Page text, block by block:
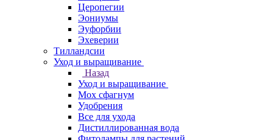
Церопегии
Эониумы
Эуфорбии
Эхеверии
Тилландсии
Уход и выращивание
Назад
Уход и выращивание
Мох сфагнум
Удобрения
Все для ухода
Дистиллированная вода